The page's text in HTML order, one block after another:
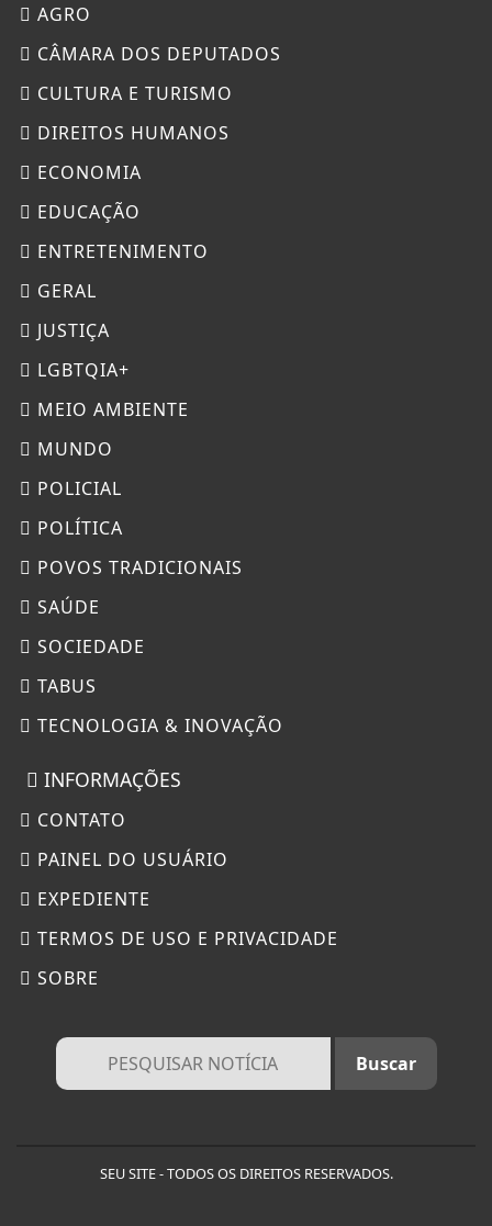
AGRO
CÂMARA DOS DEPUTADOS
CULTURA E TURISMO
DIREITOS HUMANOS
ECONOMIA
EDUCAÇÃO
ENTRETENIMENTO
GERAL
JUSTIÇA
LGBTQIA+
MEIO AMBIENTE
MUNDO
POLICIAL
POLÍTICA
POVOS TRADICIONAIS
SAÚDE
SOCIEDADE
TABUS
TECNOLOGIA & INOVAÇÃO
INFORMAÇÕES
CONTATO
PAINEL DO USUÁRIO
EXPEDIENTE
TERMOS DE USO E PRIVACIDADE
SOBRE
SEU SITE - TODOS OS DIREITOS RESERVADOS.